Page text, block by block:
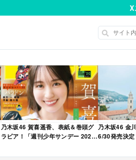
X
乃木坂46 賀喜遥香、表紙＆巻頭グ
ラビア！「週刊少年サンデー 2026
売！
乃木坂46 金
6/30発売決定